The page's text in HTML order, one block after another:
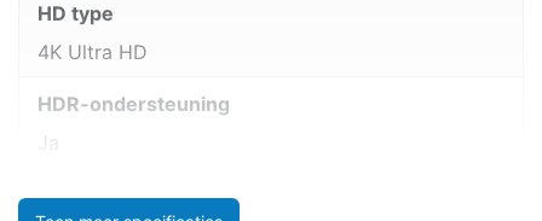
HD type
4K Ultra HD
HDR-ondersteuning
Ja